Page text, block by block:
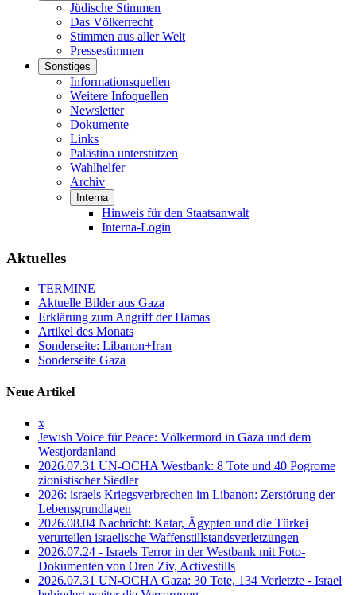
Jüdische Stimmen
Das Völkerrecht
Stimmen aus aller Welt
Pressestimmen
Sonstiges
Informationsquellen
Weitere Infoquellen
Newsletter
Dokumente
Links
Palästina unterstützen
Wahlhelfer
Archiv
Interna
Hinweis für den Staatsanwalt
Interna-Login
Aktuelles
TERMINE
Aktuelle Bilder aus Gaza
Erklärung zum Angriff der Hamas
Artikel des Monats
Sonderseite: Libanon+Iran
Sonderseite Gaza
Neue Artikel
x
Jewish Voice für Peace: Völkermord in Gaza und dem
Westjordanland
2026.07.31 UN-OCHA Westbank: 8 Tote und 40 Pogrome
zionistischer Siedler
2026: israels Kriegsverbrechen im Libanon: Zerstörung der
Lebensgrundlagen
2026.08.04 Nachricht: Katar, Ägypten und die Türkei
verurteilen israelische Waffenstillstandsverletzungen
2026.07.24 - Israels Terror in der Westbank mit Foto-
Dokumenten von Oren Ziv, Activestills
2026.07.31 UN-OCHA Gaza: 30 Tote, 134 Verletzte - Israel